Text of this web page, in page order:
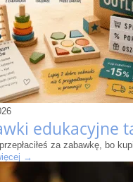
edukacyjne
przepłaciłeś za zabawkę, bo
→